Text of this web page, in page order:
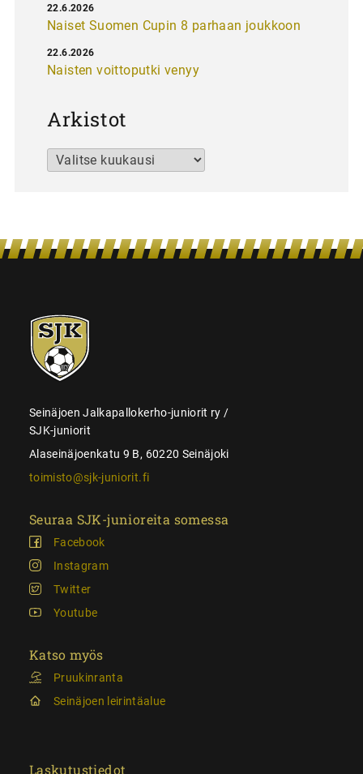
Naiset Suomen Cupin 8 parhaan joukkoon
22.6.2026
Naisten voittoputki venyy
22.6.2026
Arkistot
Arkistot
SJK-
juniorit
Seinäjoen Jalkapallokerho-juniorit ry /
SJK-juniorit
Alaseinäjoenkatu 9 B, 60220 Seinäjoki
toimisto@sjk-juniorit.fi
Seuraa SJK-junioreita somessa
Facebook
Instagram
Twitter
Youtube
Katso myös
Pruukinranta
Seinäjoen leirintäalue
Laskutustiedot